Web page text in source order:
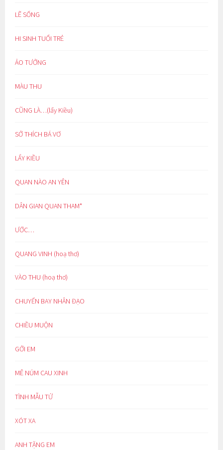
LẼ SỐNG
HI SINH TUỔI TRẺ
ẢO TƯỞNG
MÀU THU
CŨNG LÀ…(lẩy Kiều)
SỞ THÍCH BÁ VƠ
LẨY KIỀU
QUAN NÀO AN YÊN
DÂN GIAN QUAN THAM*
ƯỚC…
QUANG VINH (hoạ thơ)
VÀO THU (hoạ thơ)
CHUYẾN BAY NHÂN ĐẠO
CHIỀU MUỘN
GỞI EM
MÊ NÚM CAU XINH
TÌNH MẪU TỬ
XÓT XA
ANH TẶNG EM